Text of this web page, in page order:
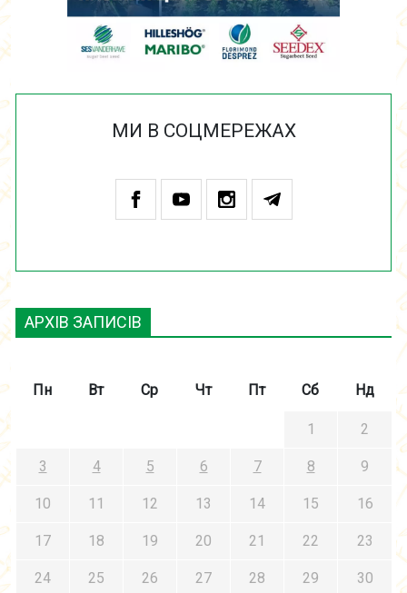
МИ В СОЦМЕРЕЖАХ
АРХІВ ЗАПИСІВ
Пн Вт Ср Чт Пт Сб Нд
1 2
3 4 5 6 7 8 9
10 11 12 13 14 15 16
17 18 19 20 21 22 23
24 25 26 27 28 29 30